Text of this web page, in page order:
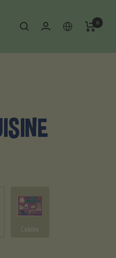
0
Cuisine